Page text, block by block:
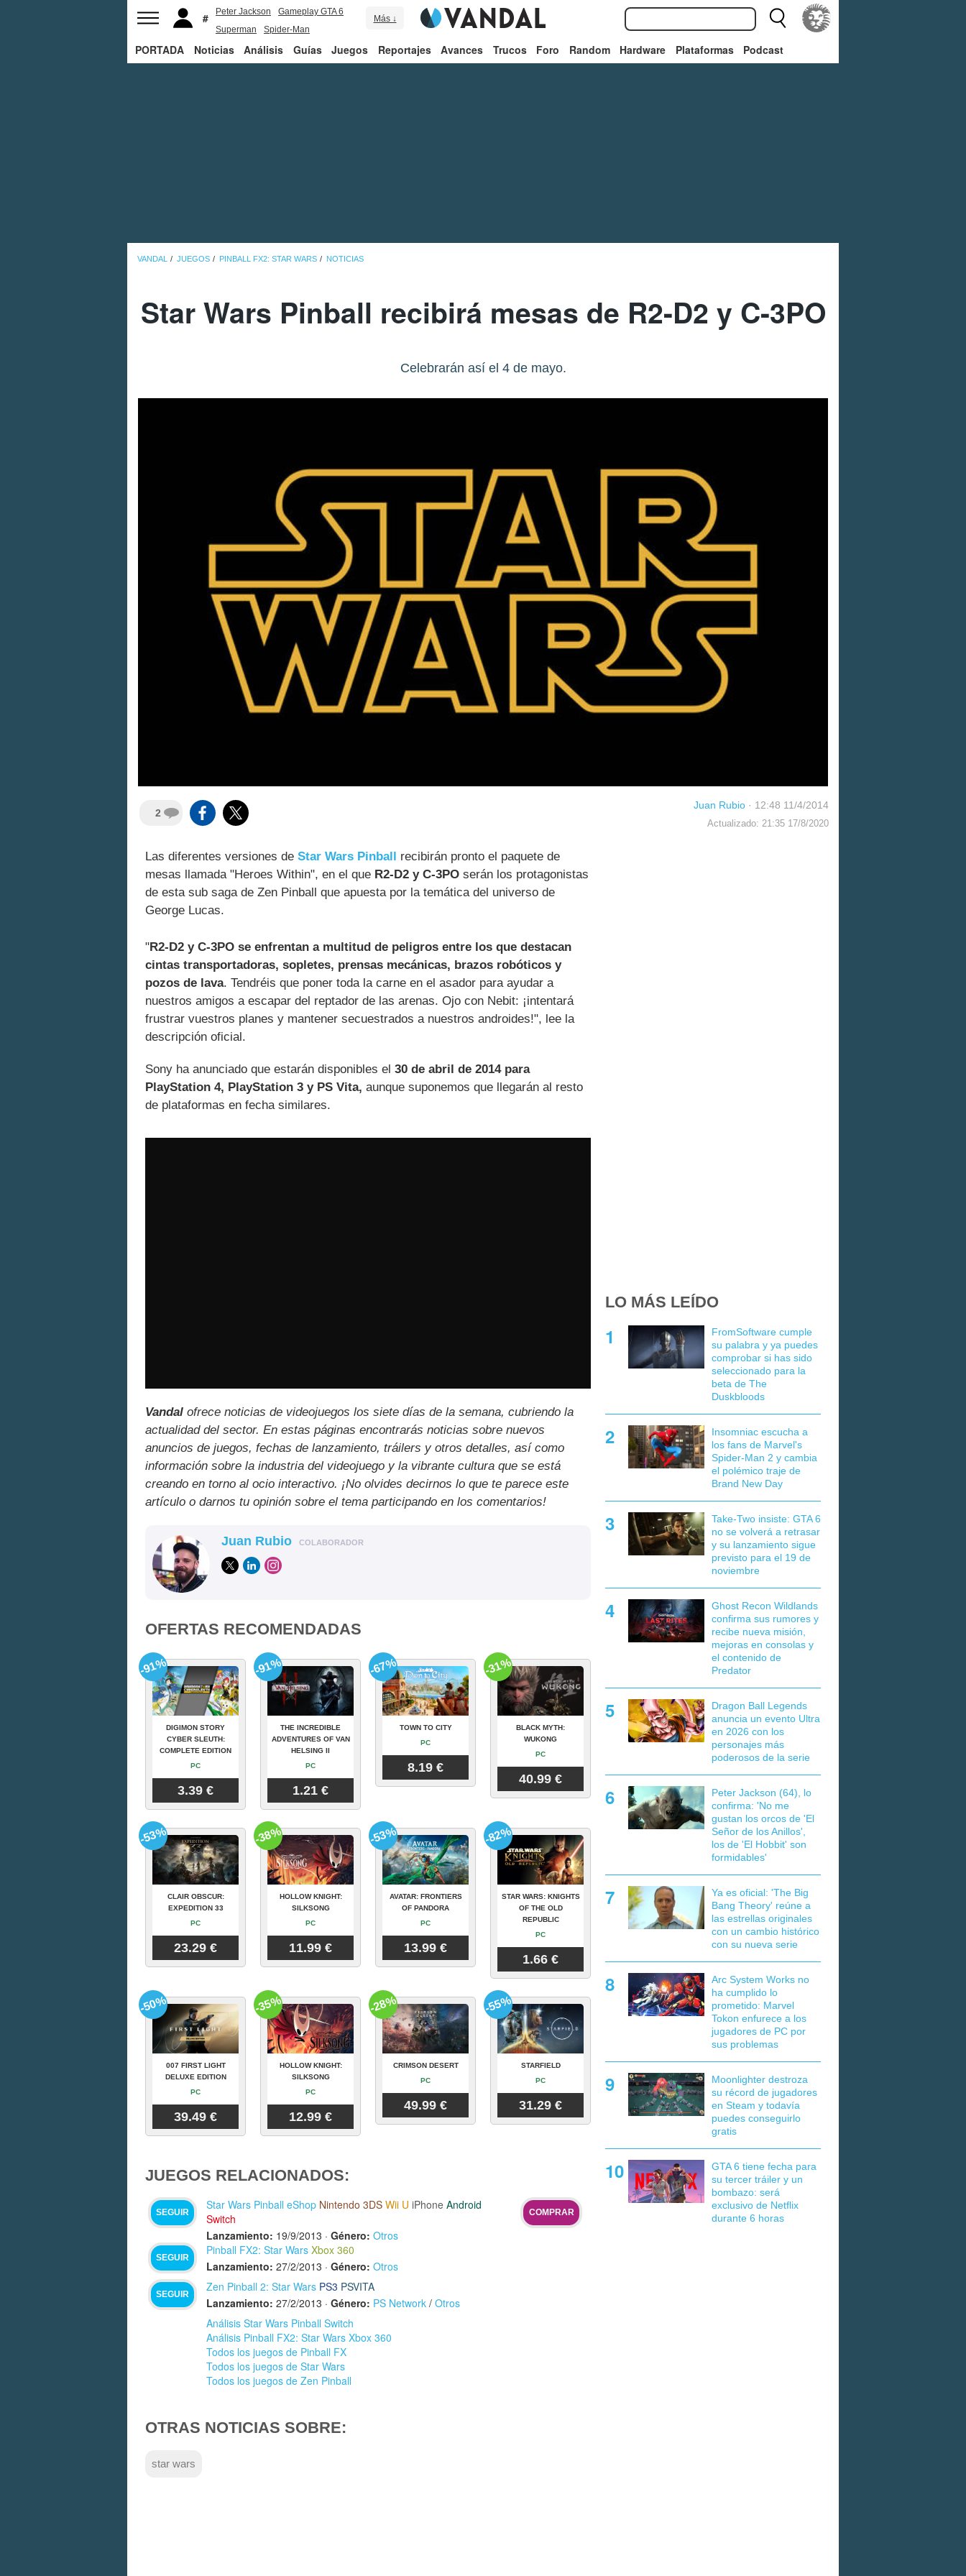
Peter Jackson
Gameplay GTA 6
Superman
Spider-Man
Más ↓
PORTADA Noticias Análisis Guías Juegos Reportajes Avances Trucos Foro Random Hardware Plataformas Podcast
VANDAL JUEGOS PINBALL FX2: STAR WARS NOTICIAS
Star Wars Pinball recibirá mesas de R2-D2 y C-3PO
Celebrarán así el 4 de mayo.
2
Juan Rubio · 12:48 11/4/2014
Actualizado: 21:35 17/8/2020
Las diferentes versiones de Star Wars Pinball
recibirán pronto el paquete de
mesas llamada "Heroes Within", en el que R2-D2 y C-3PO serán los protagonistas
de esta sub saga de Zen Pinball que apuesta por la temática del universo de
George Lucas.
"R2-D2 y C-3PO se enfrentan a multitud de peligros entre los que destacan
cintas transportadoras, sopletes, prensas mecánicas, brazos robóticos y
pozos de lava. Tendréis que poner toda la carne en el asador para ayudar a
nuestros amigos a escapar del reptador de las arenas. Ojo con Nebit: ¡intentará
frustrar vuestros planes y mantener secuestrados a nuestros androides!", lee la
descripción oficial.
Sony ha anunciado que estarán disponibles el 30 de abril de 2014 para
PlayStation 4, PlayStation 3 y PS Vita, aunque suponemos que llegarán al resto
de plataformas en fecha similares.
Vandal ofrece noticias de videojuegos los siete días de la semana, cubriendo la
actualidad del sector. En estas páginas encontrarás noticias sobre nuevos
anuncios de juegos, fechas de lanzamiento, tráilers y otros detalles, así como
información sobre la industria del videojuego y la vibrante cultura que se está
creando en torno al ocio interactivo. ¡No olvides decirnos lo que te parece este
artículo o darnos tu opinión sobre el tema participando en los comentarios!
Juan Rubio COLABORADOR
OFERTAS RECOMENDADAS
DIGIMON STORY
CYBER SLEUTH:
COMPLETE EDITION
PC
3.39 €
-91%
THE INCREDIBLE
ADVENTURES OF VAN
HELSING II
PC
1.21 €
-91%
TOWN TO CITY
PC
8.19 €
-67%
BLACK MYTH:
WUKONG
PC
40.99 €
-31%
CLAIR OBSCUR:
EXPEDITION 33
PC
23.29 €
-53%
HOLLOW KNIGHT:
SILKSONG
PC
11.99 €
-38%
AVATAR: FRONTIERS
OF PANDORA
PC
13.99 €
-53%
STAR WARS: KNIGHTS
OF THE OLD
REPUBLIC
PC
1.66 €
-82%
007 FIRST LIGHT
DELUXE EDITION
PC
39.49 €
-50%
HOLLOW KNIGHT:
SILKSONG
PC
12.99 €
-35%
CRIMSON DESERT
PC
49.99 €
-28%
STARFIELD
PC
31.29 €
-55%
JUEGOS RELACIONADOS:
SEGUIR
Star Wars Pinball eShop Nintendo 3DS Wii U iPhone Android
Switch
Lanzamiento: 19/9/2013 · Género: Otros
COMPRAR
SEGUIR
Pinball FX2: Star Wars Xbox 360
Lanzamiento: 27/2/2013 · Género: Otros
SEGUIR
Zen Pinball 2: Star Wars PS3 PSVITA
Lanzamiento: 27/2/2013 · Género: PS Network / Otros
Análisis Star Wars Pinball Switch
Análisis Pinball FX2: Star Wars Xbox 360
Todos los juegos de Pinball FX
Todos los juegos de Star Wars
Todos los juegos de Zen Pinball
OTRAS NOTICIAS SOBRE:
star wars
LO MÁS LEÍDO
FromSoftware cumple
su palabra y ya puedes
comprobar si has sido
seleccionado para la
beta de The
Duskbloods
Insomniac escucha a
los fans de Marvel's
Spider-Man 2 y cambia
el polémico traje de
Brand New Day
Take-Two insiste: GTA 6
no se volverá a retrasar
y su lanzamiento sigue
previsto para el 19 de
noviembre
Ghost Recon Wildlands
confirma sus rumores y
recibe nueva misión,
mejoras en consolas y
el contenido de
Predator
Dragon Ball Legends
anuncia un evento Ultra
en 2026 con los
personajes más
poderosos de la serie
Peter Jackson (64), lo
confirma: 'No me
gustan los orcos de 'El
Señor de los Anillos',
los de 'El Hobbit' son
formidables'
Ya es oficial: 'The Big
Bang Theory' reúne a
las estrellas originales
con un cambio histórico
con su nueva serie
Arc System Works no
ha cumplido lo
prometido: Marvel
Tokon enfurece a los
jugadores de PC por
sus problemas
Moonlighter destroza
su récord de jugadores
en Steam y todavía
puedes conseguirlo
gratis
GTA 6 tiene fecha para
su tercer tráiler y un
bombazo: será
exclusivo de Netflix
durante 6 horas